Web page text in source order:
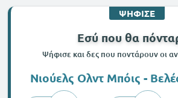
ΨΗΦΙΣΕ
Εσύ που θα
Ψήφισε και δες που ποντάρουν οι
Νιούελς Ολντ Μπόις -